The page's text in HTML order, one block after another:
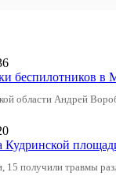
беспилотников в
области Андрей
Кудринской
получили травмы